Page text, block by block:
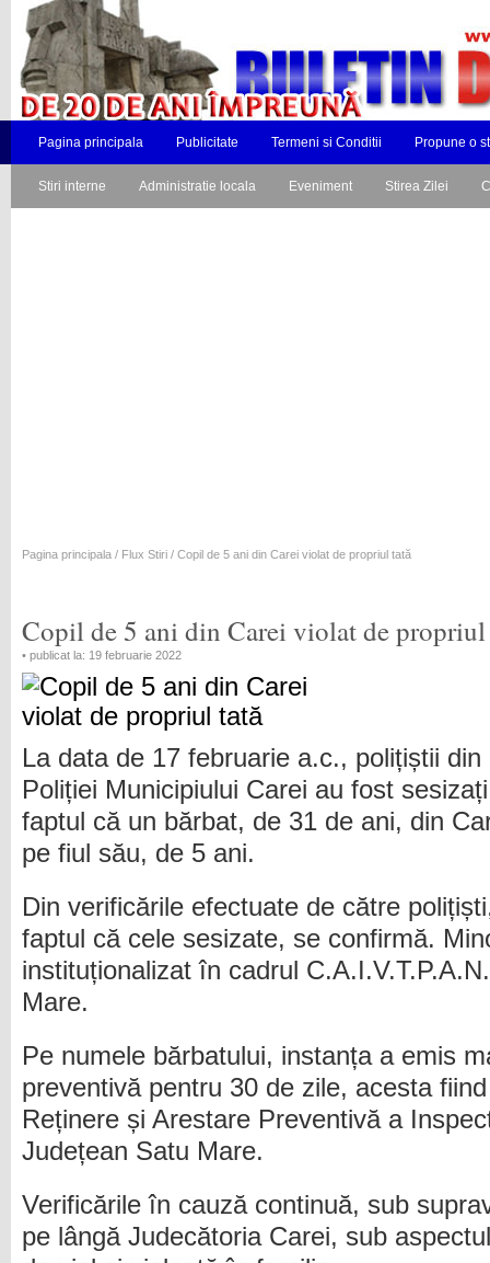
Pagina principala Publicitate Termeni si Conditii Propune o
Stiri interne Administratie locala Eveniment Stirea Zilei
Pagina principala / Flux Stiri / Copil de 5 ani din Carei violat de propriul tată
Copil de 5 ani din Carei violat de propriul
• publicat la: 19 februarie 2022
La data de 17 februarie a.c., polițiștii din
Poliției Municipiului Carei au fost
faptul că un bărbat, de 31 de ani, din
pe fiul său, de 5 ani.
Din verificările efectuate de către
faptul că cele sesizate, se confirmă.
instituționalizat în cadrul
Mare.
Pe numele bărbatului, instanța a emis
preventivă pentru 30 de zile, acesta
Reținere și Arestare Preventivă a
Județean Satu Mare.
Verificările în cauză continuă, sub
pe lângă Judecătoria Carei, sub